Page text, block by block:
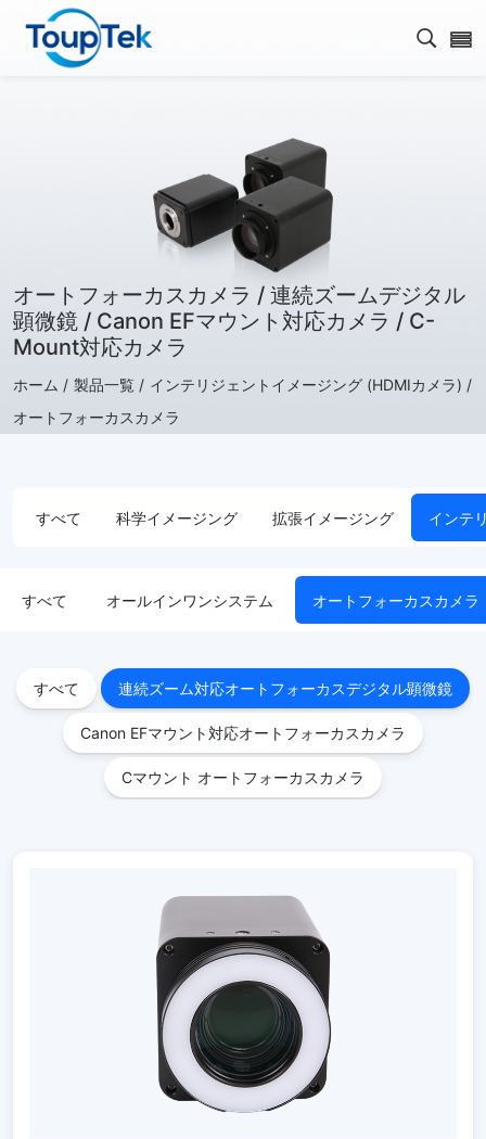
検索
オートフォーカスカメラ / 連続ズームデジタル
顕微鏡 / Canon EFマウント対応カメラ / C-
Mount対応カメラ
ホーム / 製品一覧 / インテリジェントイメージング (HDMIカメラ) /
オートフォーカスカメラ
すべて 科学イメージング 拡張イメージング インテ
すべて オールインワンシステム オートフォーカスカメラ
すべて 連続ズーム対応オートフォーカスデジタル顕微鏡
Canon EFマウント対応オートフォーカスカメラ
Cマウント オートフォーカスカメラ